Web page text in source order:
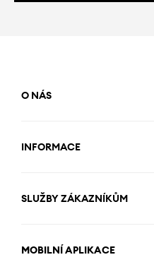
O NÁS
INFORMACE
SLUŽBY ZÁKAZNÍKŮM
MOBILNÍ APLIKACE